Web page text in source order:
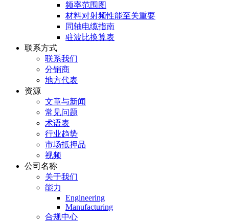
频率范围图
材料对射频性能至关重要
同轴电缆指南
驻波比换算表
联系方式
联系我们
分销商
地方代表
资源
文章与新闻
常见问题
术语表
行业趋势
市场抵押品
视频
公司名称
关于我们
能力
Engineering
Manufacturing
合规中心